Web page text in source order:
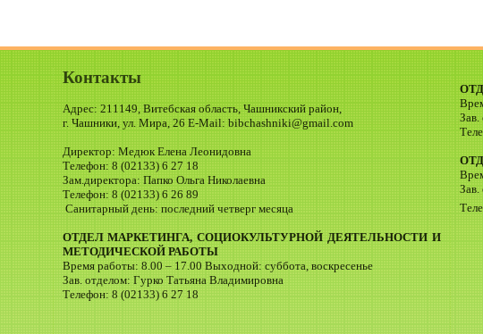
Контакты
Адрес: 211149, Витебская область, Чашникский район,
г. Чашники, ул. Мира, 26 E-Mail: bibchashniki@gmail.com
Директор: Медюк Елена Леонидовна
Телефон: 8 (02133) 6 27 18
Зам.директора: Папко Ольга Николаевна
Телефон: 8 (02133) 6 26 89
Санитарный день: последний четверг месяца
ОТДЕЛ МАРКЕТИНГА, СОЦИОКУЛЬТУРНОЙ ДЕЯТЕЛЬНОСТИ И
МЕТОДИЧЕСКОЙ РАБОТЫ
Время работы: 8.00 – 17.00 Выходной: суббота, воскресенье
Зав. отделом: Гурко Татьяна Владимировна
Телефон: 8 (02133) 6 27 18
Зав.
Зав.